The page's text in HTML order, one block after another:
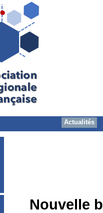
Actualités
Nouvelle